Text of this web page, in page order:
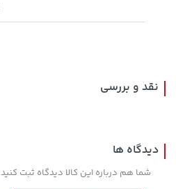
141,000 تومان
نقد و بررسی
دیدگاه ها
شما هم درباره این کالا دیدگاه ثبت کنید